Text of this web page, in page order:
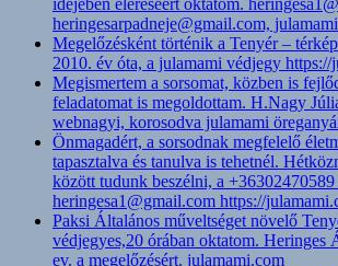
heringesarpadneje@gmail.com,
Megelőzésként történik a Tenyér –
2010. év óta, a julamami védjegy https://
Megismertem a sorsomat, közben is
feladatomat is megoldottam. H.Nagy
webnagyi, korosodva julamami
Önmagadért, a sorsodnak megfelelő
tapasztalva és tanulva is tehetnél.
között tudunk beszélni, a +36302470589
heringesa1@gmail.com https://
Paksi Általános műveltséget növelő
védjegyes,20 órában oktatom. Heringes
ev. a megelőzésért. julamami.com